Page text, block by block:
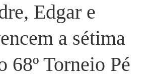
Edgar e
a sétima
68º Torneio Pé